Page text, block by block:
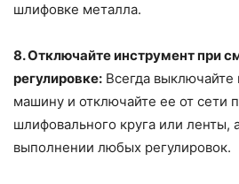
шлифовке металла.
8. Отключайте инструмент при
регулировке: Всегда
машину и отключайте ее от сети
шлифовального круга или ленты,
выполнении любых регулировок.